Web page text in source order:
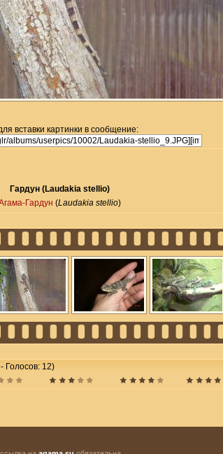
вставки картинки в сообщение:
Гардун (Laudakia stellio)
Гардун (Laudakia stellio)
Голосов: 12)